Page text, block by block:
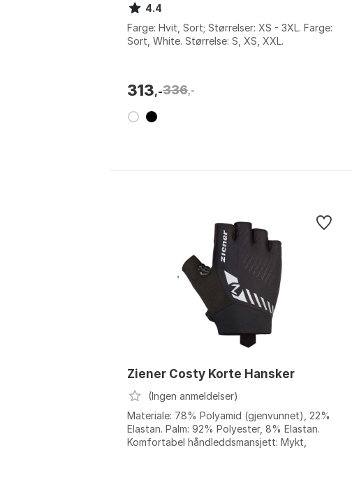
4.4
Farge: Hvit, Sort; Størrelser: XS - 3XL. Farge:
Sort, White. Størrelse: S, XS, XXL.
313,-336 ,-
Ziener Costy Korte Hansker
(Ingen anmeldelser)
Materiale: 78% Polyamid (gjenvunnet), 22%
Elastan. Palm: 92% Polyester, 8% Elastan.
Komfortabel håndleddsmansjett: Mykt,